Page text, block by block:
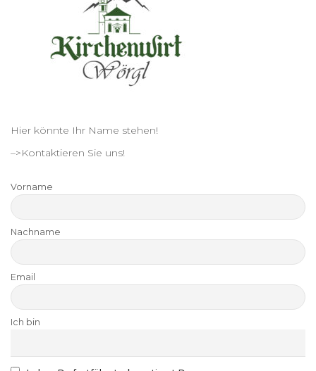
Hier könnte Ihr Name stehen!
–>Kontaktieren Sie uns!
Vorname
Nachname
Email
Ich bin